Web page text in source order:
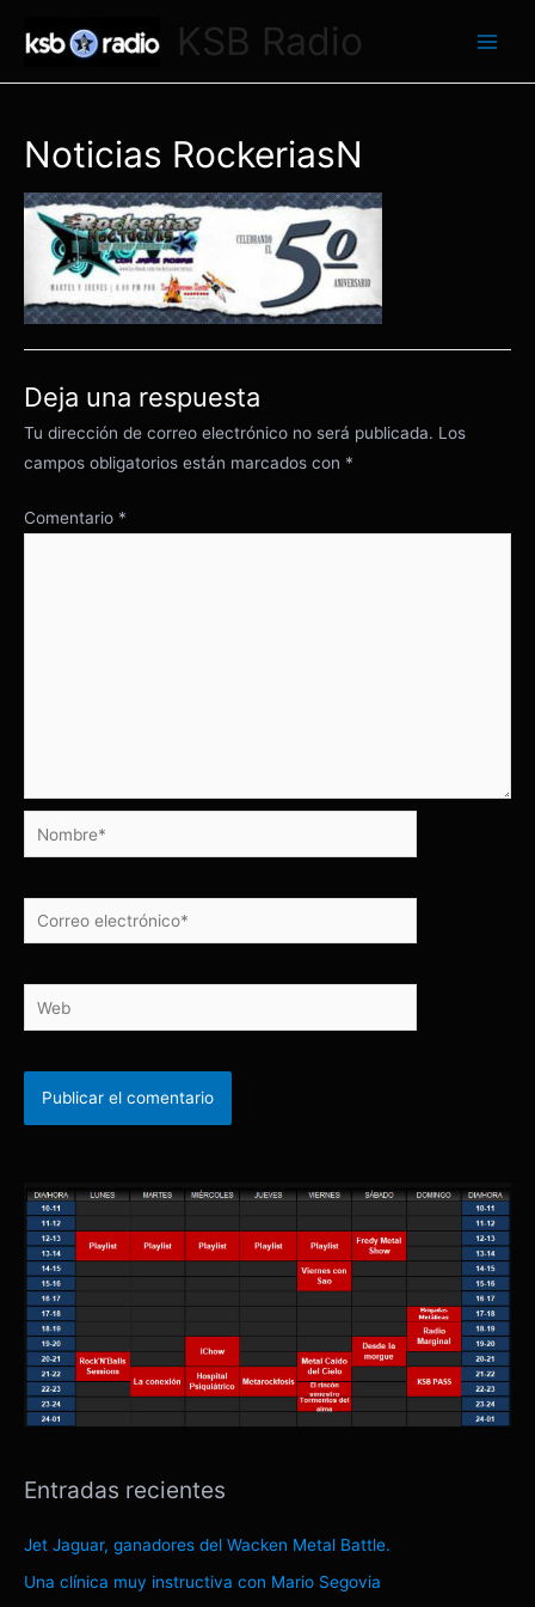
KSB Radio
Noticias RockeriasN
Deja una respuesta
Tu dirección de correo electrónico no será publicada. Los
campos obligatorios están marcados con *
Comentario *
Nombre*
Correo
electrónico*
Web
Entradas recientes
Jet Jaguar, ganadores del Wacken Metal Battle.
Una clínica muy instructiva con Mario Segovia